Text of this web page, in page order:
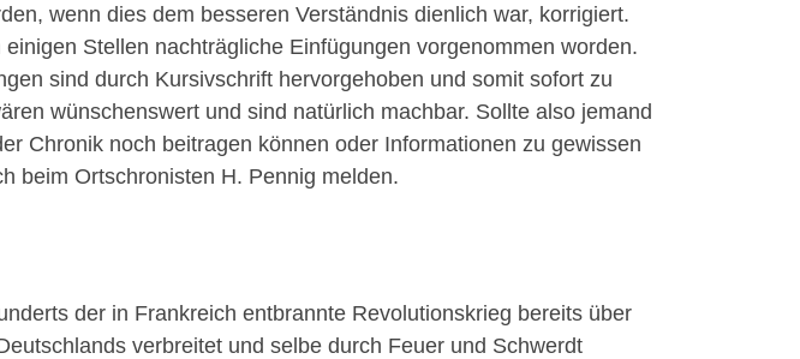
wenn dies dem besseren Verständnis dienlich war, korrigiert.
Stellen nachträgliche Einfügungen vorgenommen worden.
sind durch Kursivschrift hervorgehoben und somit sofort zu
wünschenswert und sind natürlich machbar. Sollte also jemand
Chronik noch beitragen können oder Informationen zu gewissen
beim Ortschronisten H. Pennig melden.
der in Frankreich entbrannte Revolutionskrieg bereits über
verbreitet und selbe durch Feuer und Schwerdt